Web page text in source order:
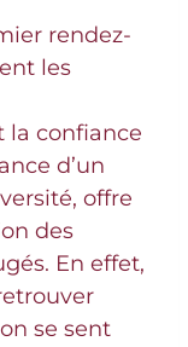
rendez-
les
la confiance
d’un
offre
des
En effet,
se sent